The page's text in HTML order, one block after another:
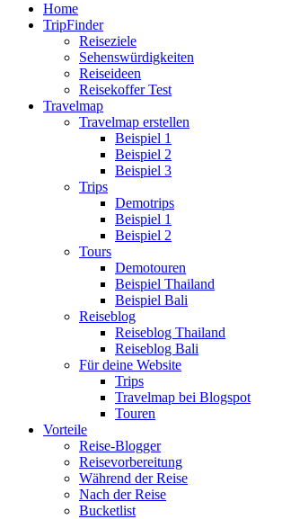
Home
TripFinder
Reiseziele
Sehenswürdigkeiten
Reiseideen
Reisekoffer Test
Travelmap
Travelmap erstellen
Beispiel 1
Beispiel 2
Beispiel 3
Trips
Demotrips
Beispiel 1
Beispiel 2
Tours
Demotouren
Beispiel Thailand
Beispiel Bali
Reiseblog
Reiseblog Thailand
Reiseblog Bali
Für deine Website
Trips
Travelmap bei Blogspot
Touren
Vorteile
Reise-Blogger
Reisevorbereitung
Während der Reise
Nach der Reise
Bucketlist